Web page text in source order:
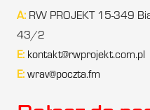
A: RW PROJEKT 15-349
43/2
E: kontakt@rwprojekt.com.pl
E: wrav@poczta.fm